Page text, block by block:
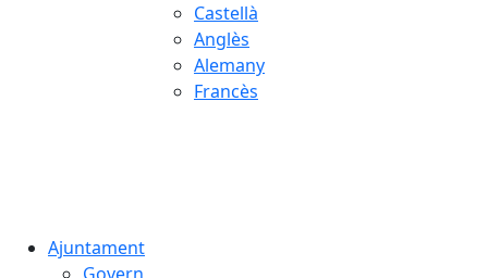
Castellà
Anglès
Alemany
Francès
Ajuntament